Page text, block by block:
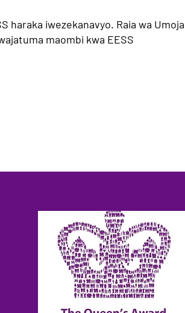
haraka iwezekanavyo. Raia wa Umoja
maombi kwa EESS